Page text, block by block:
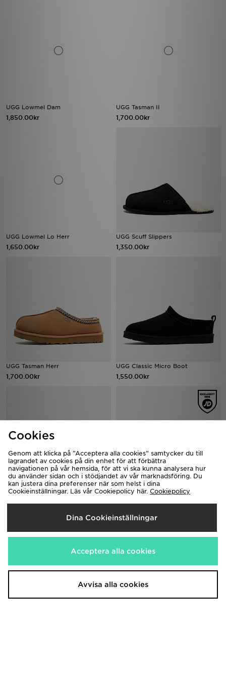
UGG Lowmel Dam
1,850.00kr
UGG Tasman II
1,700.00kr
UGG Lowmel Lo Herr
1,650.00kr
UGG Scuff Slippers
1,350.00kr
UGG Tasman Herr
1,700.00kr
UGG Classic Micro Boot
1,550.00kr
UGG Classic Slip On
1,400.00kr
UGG Lowmel Dam
1,850.00kr
Cookies
Genom att klicka på ”Acceptera alla cookies” samtycker du till
lagrandet av cookies på din enhet för att förbättra
navigationen på vår hemsida, för att vi ska kunna analysera hur
du använder sidan och i stödjandet av vår marknadsföring. Du
kan justera dina preferenser när som helst i dina
Cookieinställningar. Läs vår Cookiepolicy här. Cookiepolicy
Dina Cookieinställningar
Acceptera alla cookies
Avvisa alla cookies